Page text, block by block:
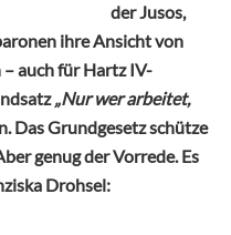
der Jusos,
ihre Ansicht von
auch für Hartz IV-
„Nur wer arbeitet,
Das Grundgesetz schütze
genug der Vorrede. Es
Drohsel: